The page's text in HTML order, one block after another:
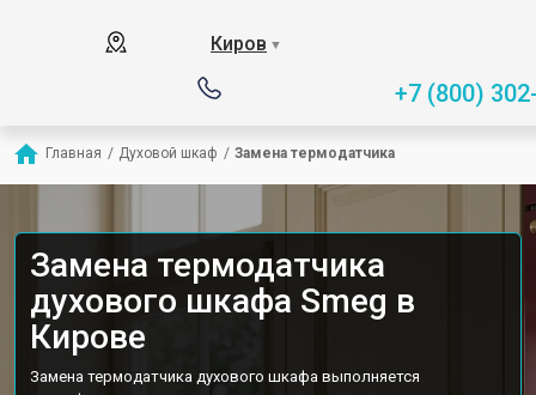
Киров ▼
+7 (800)
Главная / Духовой шкаф / Замена термодатчика
Замена термодатчика
духового шкафа Smeg в
Кирове
Замена термодатчика духового шкафа выполняется